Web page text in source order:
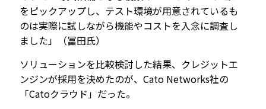
をピックアップし、テスト環境が用意されているも
のは実際に試しながら機能やコストを入念に調査し
ました」（冨田氏）
ソリューションを比較検討した結果、クレジットエ
ンジンが採用を決めたのが、Cato Networks社の
「Catoクラウド」だった。